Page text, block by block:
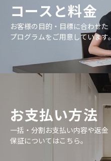
コースと料金
お客様の目的・目標に合わせた
プログラムをご用意しています。
お支払い方法
一括・分割お支払い内容や返金
保証についてはこちら。